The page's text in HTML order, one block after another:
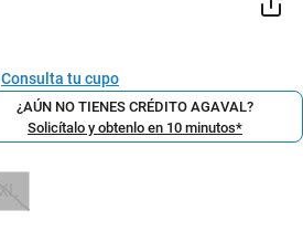
Consulta tu cupo
¿AÚN NO TIENES CRÉDITO AGAVAL?
Solicítalo y obtenlo en 10 minutos*